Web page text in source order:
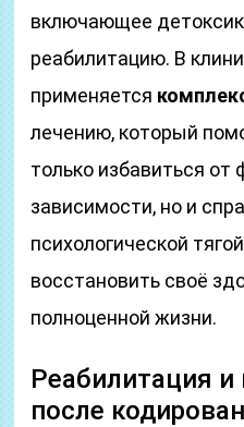
включающее
реабилитацию. В
применяется
лечению, который
только избавиться от
зависимости, но и
психологической
восстановить своё
полноценной жизни.
Реабилитация
после